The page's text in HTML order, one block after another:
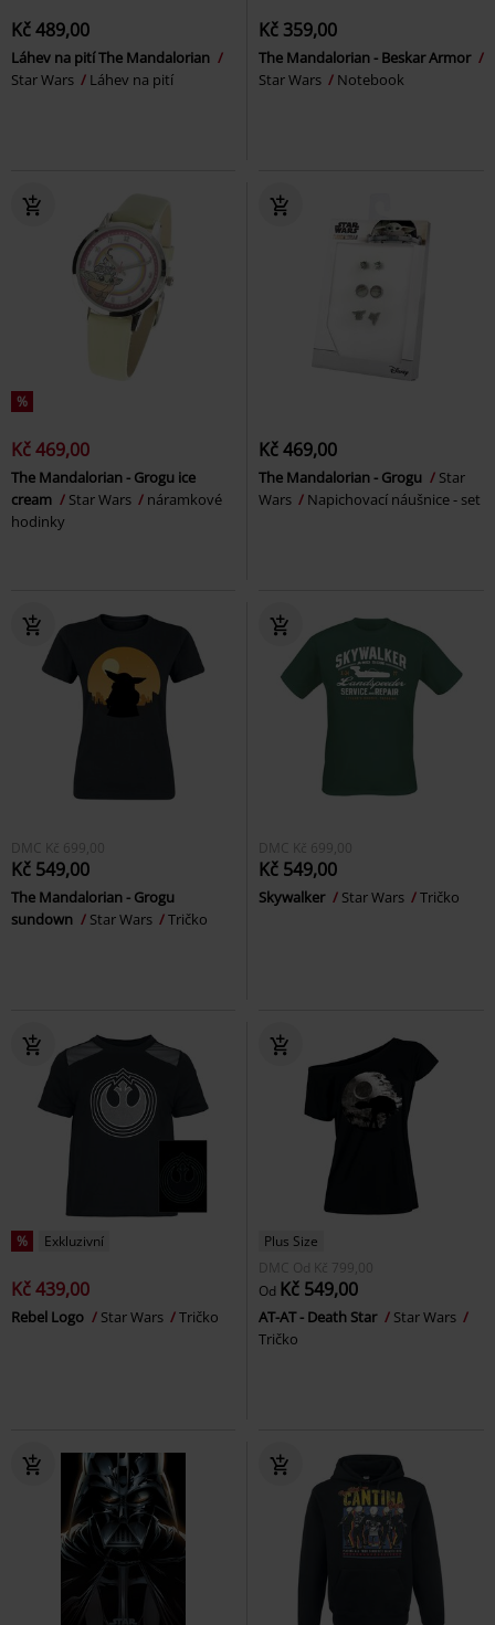
Kč 489,00
Láhev na pití The Mandalorian
Star Wars
Láhev na pití
Kč 359,00
The Mandalorian - Beskar Armor
Star Wars
Notebook
%
Kč 469,00
The Mandalorian - Grogu ice
cream
Star Wars
náramkové
hodinky
Kč 469,00
The Mandalorian - Grogu
Star
Wars
Napichovací náušnice - set
DMC Kč 699,00
Kč 549,00
The Mandalorian - Grogu
sundown
Star Wars Tričko
DMC Kč 699,00
Kč 549,00
Skywalker Star Wars Tričko
% Exkluzivní
Kč 439,00
Rebel Logo Star Wars Tričko
Plus Size
DMC Od Kč 799,00
Od Kč 549,00
AT-AT - Death Star
Star Wars
Tričko